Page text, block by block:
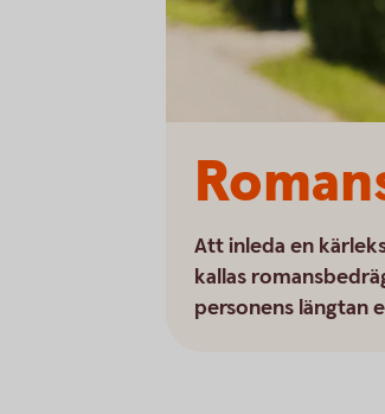
Att inleda en
kallas
personens längtan